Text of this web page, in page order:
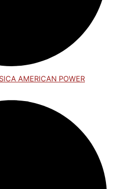
AMERICAN POWER